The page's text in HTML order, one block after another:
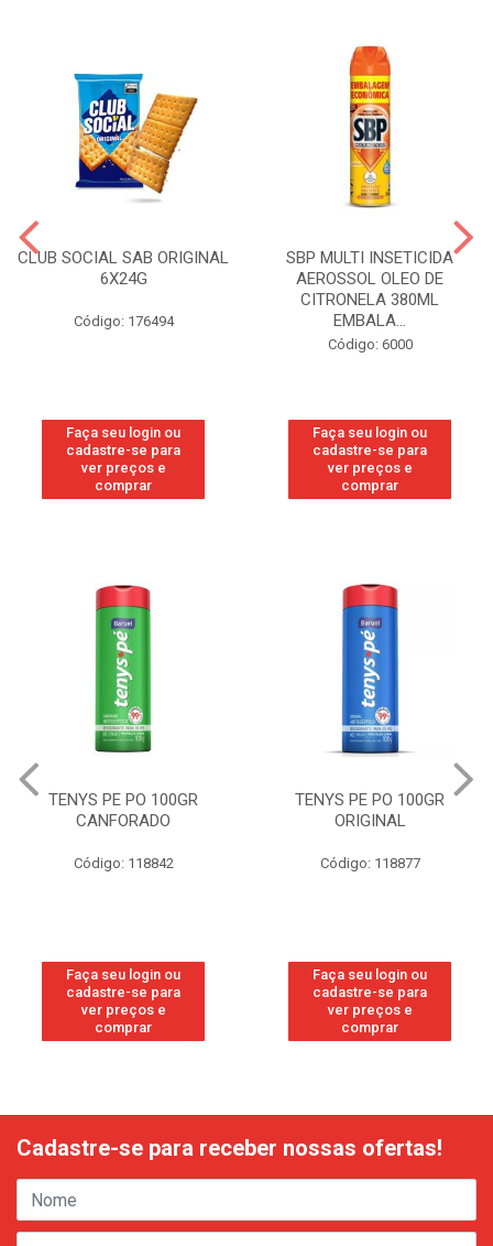
CLUB SOCIAL SAB ORIGINAL
6X24G
Código: 176494
Faça seu login ou
cadastre-se para
ver preços e
comprar
SBP MULTI INSETICIDA
AEROSSOL OLEO DE
CITRONELA 380ML
EMBALA...
Código: 6000
Faça seu login ou
cadastre-se para
ver preços e
comprar
TENYS PE PO 100GR
CANFORADO
Código: 118842
Faça seu login ou
cadastre-se para
ver preços e
comprar
TENYS PE PO 100GR
ORIGINAL
Código: 118877
Faça seu login ou
cadastre-se para
ver preços e
comprar
Cadastre-se para receber nossas ofertas!